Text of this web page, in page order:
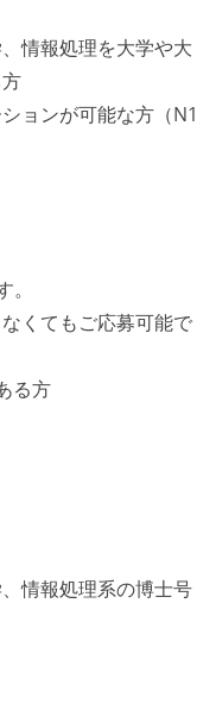
情報処理を大学や大
ョンが可能な方（N1
くてもご応募可能で
る方
情報処理系の博士号